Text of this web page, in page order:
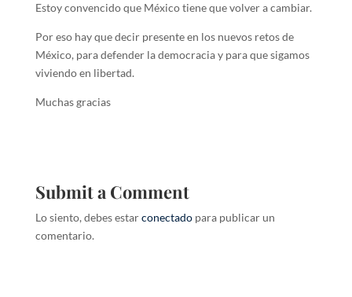
Estoy convencido que México tiene que volver a cambiar.
Por eso hay que decir presente en los nuevos retos de
México, para defender la democracia y para que sigamos
viviendo en libertad.
Muchas gracias
Submit a Comment
Lo siento, debes estarconectadopara publicar un
comentario.